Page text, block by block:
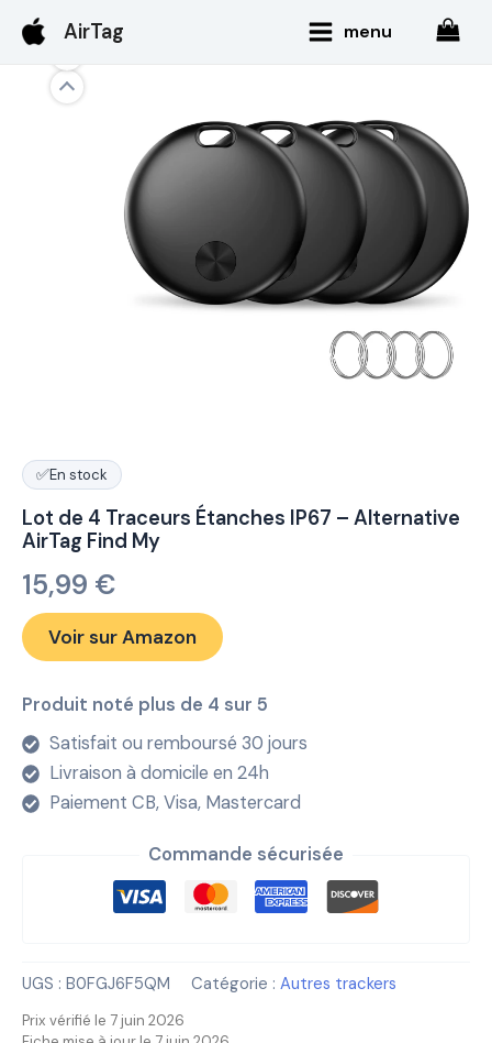
contenu
AirTag
Mainmenu
✅En stock
Lot de 4 Traceurs Étanches IP67 – Alternative
AirTag Find My
15,99 €
Voir sur Amazon
Produit noté plus de 4 sur 5
Satisfait ou remboursé 30 jours
Livraison à domicile en 24h
Paiement CB, Visa, Mastercard
Commande sécurisée
UGS : B0FGJ6F5QM Catégorie : Autres trackers
Prix vérifié le 7 juin 2026